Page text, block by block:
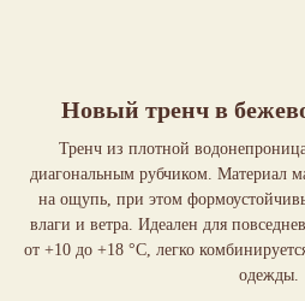
Новый тренч в
Тренч из плотной
диагональным рубчиком. Материал
на ощупь, при этом
влаги и ветра. Идеален для
от +10 до +18 °C, легко
одежды.